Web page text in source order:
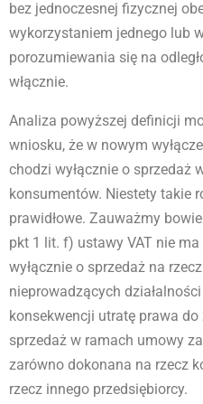
bez jednoczesnej fizycznej
wykorzystaniem jednego lub
porozumiewania się na
włącznie.
Analiza powyższej definicji
wniosku, że w nowym
chodzi wyłącznie o sprzedaż
konsumentów. Niestety takie
prawidłowe. Zauważmy
pkt 1 lit. f) ustawy VAT nie
wyłącznie o sprzedaż na
nieprowadzących
konsekwencji utratę prawa
sprzedaż w ramach umowy
zarówno dokonana na rzecz
rzecz innego przedsiębiorcy.